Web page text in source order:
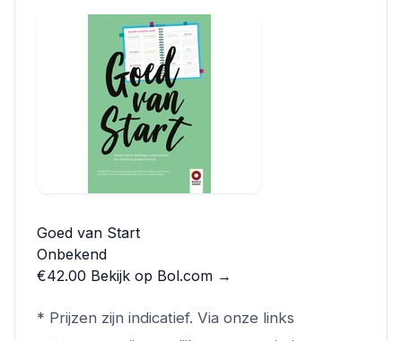
Goed van Start
Onbekend
€42.00 Bekijk op Bol.com →
* Prijzen zijn indicatief. Via onze links